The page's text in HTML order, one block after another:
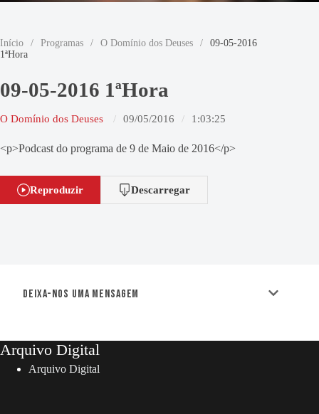
Início / Programas / O Domínio dos Deuses /
09-05-2016
1ªHora
09-05-2016 1ªHora
O Domínio dos Deuses 09/05/2016 1:03:25
<p>Podcast do programa de 9 de Maio de 2016</p>
Reproduzir Descarregar
Deixa-nos uma mensagem
Arquivo Digital
Arquivo Digital